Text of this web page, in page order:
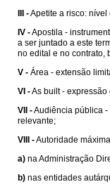
III -Apetite a risco:
IV -Apostila -
a ser juntado a este
no edital e no contrato,
V - Área - extensão
VI -As built -
VII -Audiência pública -
relevante;
VIII -Autoridade
a) na Administração
b) nas entidades